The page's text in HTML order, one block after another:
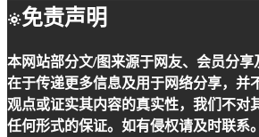
免责声明
本网站部分文/图来源于网友、会员分
在于传递更多信息及用于网络分享，并
观点或证实其内容的真实性，我们不对
任何形式的保证。如有侵权请及时联系。